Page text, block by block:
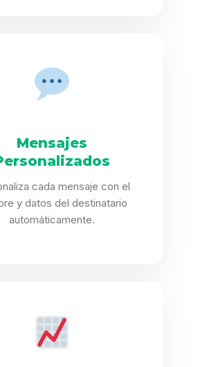
Mensajes
cada mensaje con el
y datos del destinatario
automáticamente.